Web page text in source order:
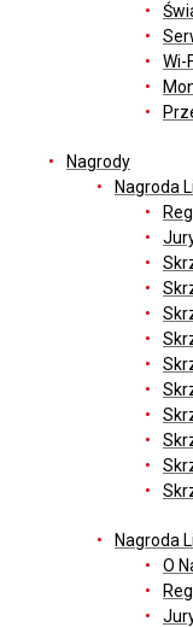
Wi-
Nagrody
Nagroda
Nagroda
O